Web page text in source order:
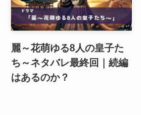
麗～花萌ゆる8人の皇子た
ち～ネタバレ最終回｜続編
はあるのか？